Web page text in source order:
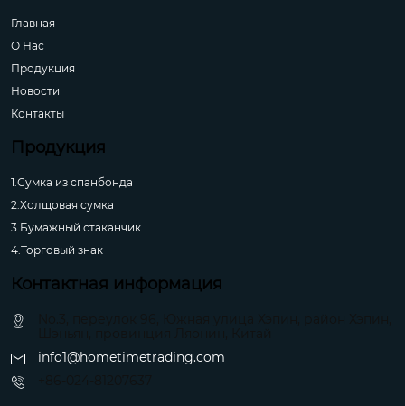
Главная
О Hас
Продукция
Новости
Контакты
Продукция
1.Сумка из спанбонда
2.Холщовая сумка
3.Бумажный стаканчик
4.Торговый знак
Контактная информация
info1@hometimetrading.com